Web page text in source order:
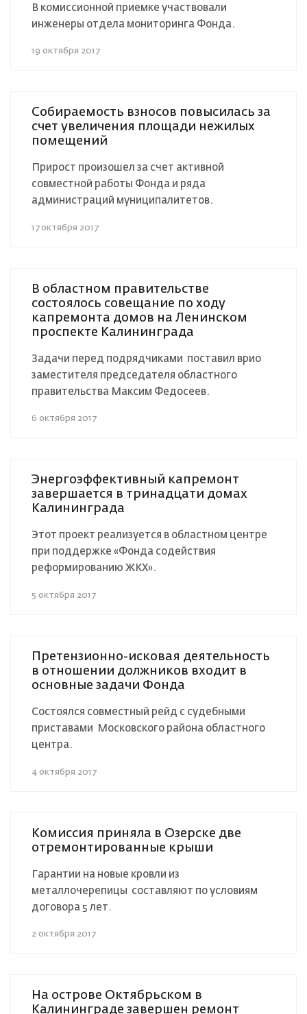
В комиссионной приемке участвовали
инженеры отдела мониторинга Фонда.
19 октября 2017
Собираемость взносов повысилась за
счет увеличения площади нежилых
помещений
Прирост произошел за счет активной
совместной работы Фонда и ряда
администраций муниципалитетов.
17 октября 2017
В областном правительстве
состоялось совещание по ходу
капремонта домов на Ленинском
проспекте Калининграда
Задачи перед подрядчиками поставил врио
заместителя председателя областного
правительства Максим Федосеев.
6 октября 2017
Энергоэффективный капремонт
завершается в тринадцати домах
Калининграда
Этот проект реализуется в областном центре
при поддержке «Фонда содействия
реформированию ЖКХ».
5 октября 2017
Претензионно-исковая деятельность
в отношении должников входит в
основные задачи Фонда
Состоялся совместный рейд с судебными
приставами Московского района областного
центра.
4 октября 2017
Комиссия приняла в Озерске две
отремонтированные крыши
Гарантии на новые кровли из
металлочерепицы составляют по условиям
договора 5 лет.
2 октября 2017
На острове Октябрьском в
Калининграде завершен ремонт